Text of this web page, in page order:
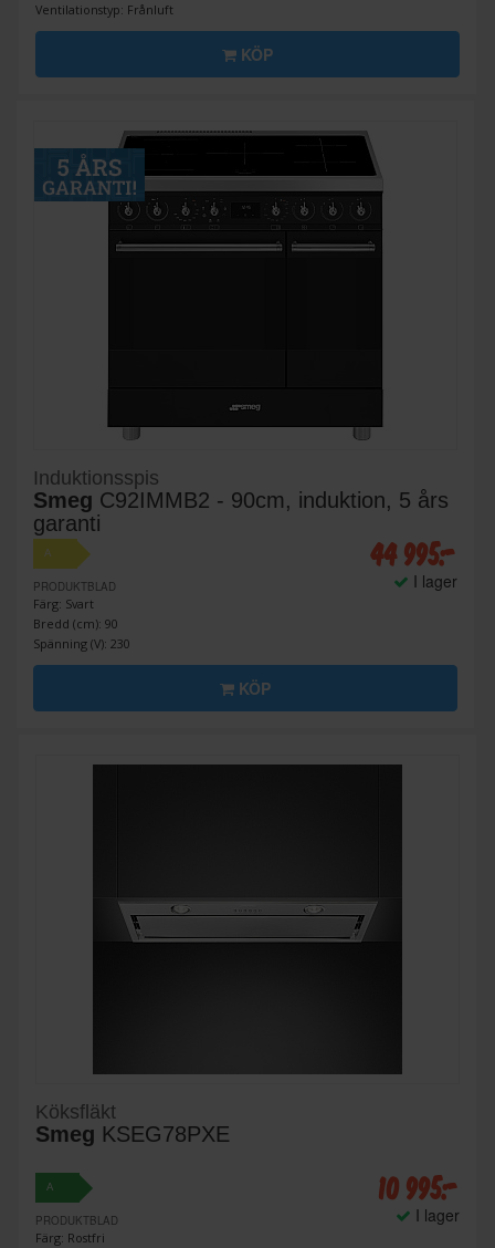
Ventilationstyp: Frånluft
KÖP
Induktionsspis
Smeg C92IMMB2 - 90cm, induktion, 5 års
garanti
A
PRODUKTBLAD
Färg: Svart
Bredd (cm): 90
Spänning (V): 230
44 995:-
I lager
KÖP
Köksfläkt
Smeg KSEG78PXE
A
PRODUKTBLAD
Färg: Rostfri
10 995:-
I lager